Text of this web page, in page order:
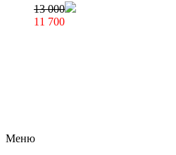
13 000
11 700
Меню